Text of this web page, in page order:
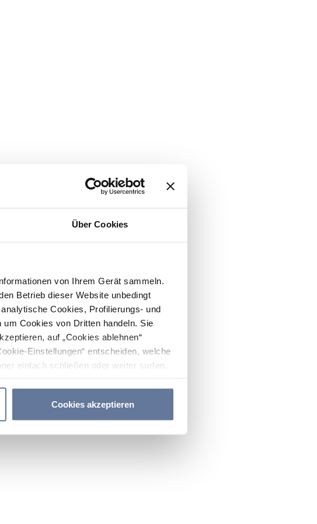
Über Cookies
von Ihrem Gerät sammeln.
Betrieb dieser Website unbedingt
Cookies, Profilierungs- und
Cookies von Dritten handeln. Sie
auf „Cookies ablehnen“
Einstellungen“ entscheiden, welche
einfach schließen oder weiter surfen,
Cookies akzeptieren